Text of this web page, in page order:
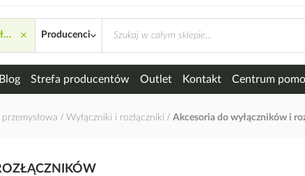
i rozłączników
× Producenci
Blog Strefa producentów Outlet Kontakt Centrum
Wyłączniki i rozłączniki Akcesoria do wyłączników i